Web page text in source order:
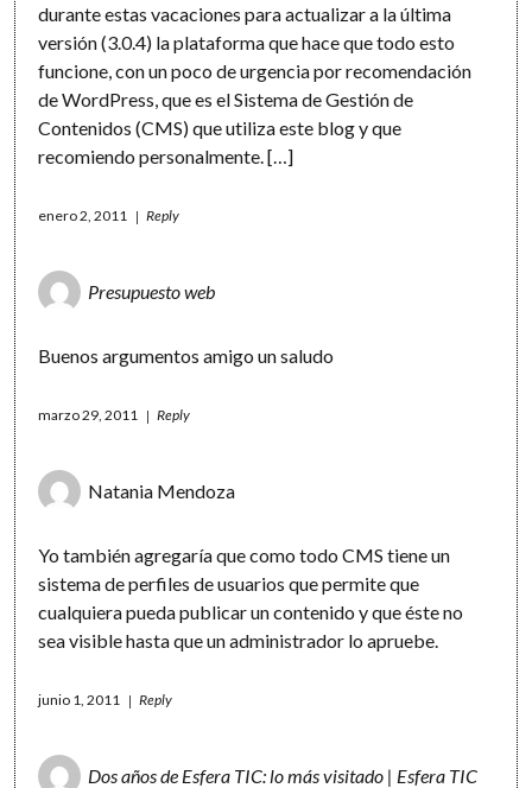
durante estas vacaciones para actualizar a la última
versión (3.0.4) la plataforma que hace que todo esto
funcione, con un poco de urgencia por recomendación
de WordPress, que es el Sistema de Gestión de
Contenidos (CMS) que utiliza este blog y que
recomiendo personalmente. […]
enero 2, 2011 Reply
Presupuesto web
Buenos argumentos amigo un saludo
marzo 29, 2011 Reply
Natania Mendoza
Yo también agregaría que como todo CMS tiene un
sistema de perfiles de usuarios que permite que
cualquiera pueda publicar un contenido y que éste no
sea visible hasta que un administrador lo apruebe.
junio 1, 2011 Reply
Dos años de Esfera TIC: lo más visitado | Esfera TIC